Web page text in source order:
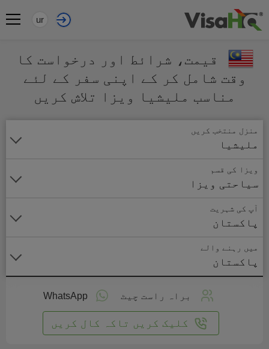
ur
قیمت، شرائط اور درخواست کا
وقت شامل کر کے اپنی سفر کے لئے
مناسب ملیشیا ویزا تلاش کریں
منزل منتخب کریں
ملیشیا
ویزا کی قسم
سیاحتی ویزا
آپ کی شہریت
پاکستان
میں رہنے والے
پاکستان
براہ راست چیٹ WhatsApp
کلیک کریں تاکہ کال کریں